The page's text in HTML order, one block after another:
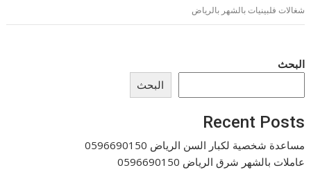
شغالات فلبينيات بالشهر بالرياض
البحث
البحث
Recent Posts
مساعدة شخصية لكبار السن الرياض 0596690150
عاملات بالشهر شرق الرياض 0596690150